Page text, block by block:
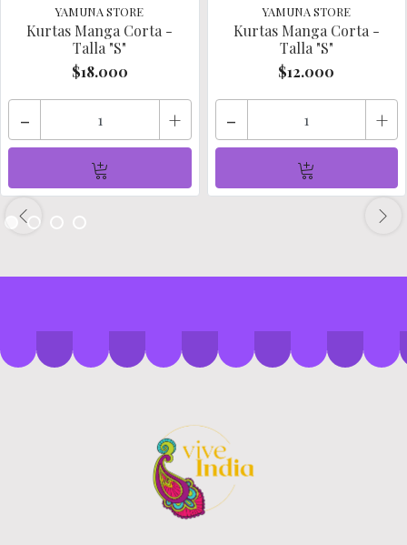
YAMUNA STORE
Kurtas Manga Corta -
Talla "S"
$18.000
- +
YAMUNA STORE
Kurtas Manga Corta -
Talla "S"
$12.000
- +